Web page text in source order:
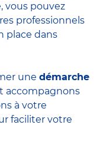
vous pouvez
professionnels
place dans
une démarche
accompagnons
à votre
faciliter votre